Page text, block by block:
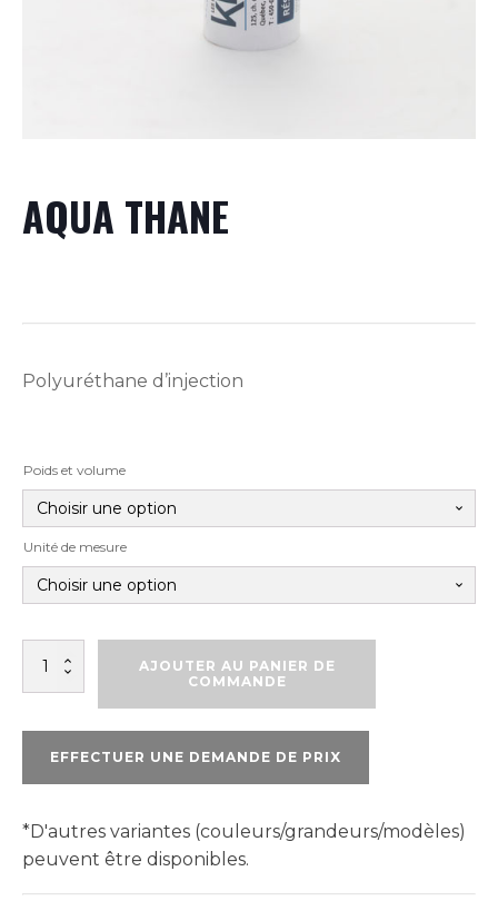
AQUA THANE
Polyuréthane d’injection
Poids et volume
Unité de mesure
quantité
AJOUTER AU PANIER DE
COMMANDE
EFFECTUER UNE DEMANDE DE PRIX
*D'autres variantes (couleurs/grandeurs/modèles)
peuvent être disponibles.